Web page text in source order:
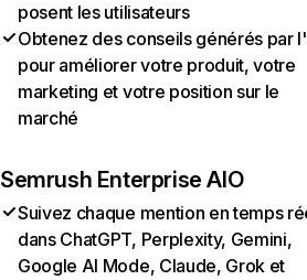
posent les utilisateurs
Obtenez des conseils générés par
pour améliorer votre produit, votre
marketing et votre position sur le
marché
Semrush Enterprise AIO
Suivez chaque mention en temps
dans ChatGPT, Perplexity, Gemini,
Google AI Mode, Claude, Grok et